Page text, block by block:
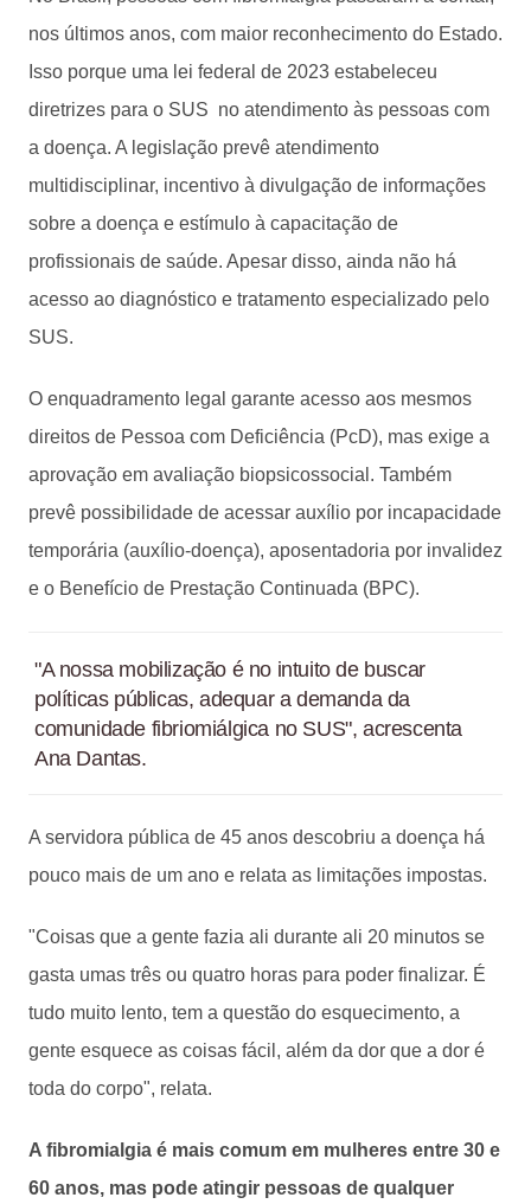
nos últimos anos, com maior reconhecimento do Estado.
Isso porque uma lei federal de 2023 estabeleceu
diretrizes para o SUS no atendimento às pessoas com
a doença. A legislação prevê atendimento
multidisciplinar, incentivo à divulgação de informações
sobre a doença e estímulo à capacitação de
profissionais de saúde. Apesar disso, ainda não há
acesso ao diagnóstico e tratamento especializado pelo
SUS.
O enquadramento legal garante acesso aos mesmos
direitos de Pessoa com Deficiência (PcD), mas exige a
aprovação em avaliação biopsicossocial. Também
prevê possibilidade de acessar auxílio por incapacidade
temporária (auxílio-doença), aposentadoria por invalidez
e o Benefício de Prestação Continuada (BPC).
"A nossa mobilização é no intuito de buscar
políticas públicas, adequar a demanda da
comunidade fibriomiálgica no SUS", acrescenta
Ana Dantas.
A servidora pública de 45 anos descobriu a doença há
pouco mais de um ano e relata as limitações impostas.
"Coisas que a gente fazia ali durante ali 20 minutos se
gasta umas três ou quatro horas para poder finalizar. É
tudo muito lento, tem a questão do esquecimento, a
gente esquece as coisas fácil, além da dor que a dor é
toda do corpo", relata.
A fibromialgia é mais comum em mulheres entre 30 e
60 anos, mas pode atingir pessoas de qualquer